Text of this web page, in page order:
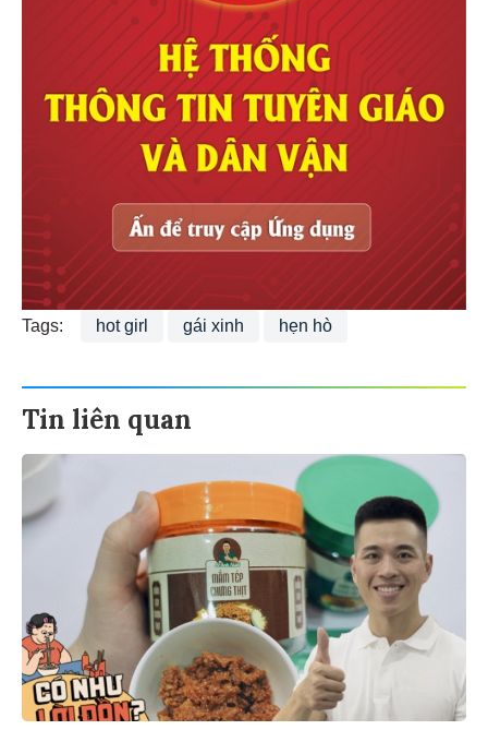
Tags: hot girl gái xinh hẹn hò
Tin liên quan